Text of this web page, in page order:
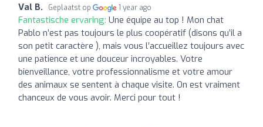
Val B. Geplaatst op 1 year ago
Fantastische ervaring: Une équipe au top ! Mon chat
Pablo n’est pas toujours le plus coopératif (disons qu’il a
son petit caractère ), mais vous l’accueillez toujours avec
une patience et une douceur incroyables. Votre
bienveillance, votre professionnalisme et votre amour
des animaux se sentent à chaque visite. On est vraiment
chanceux de vous avoir. Merci pour tout !